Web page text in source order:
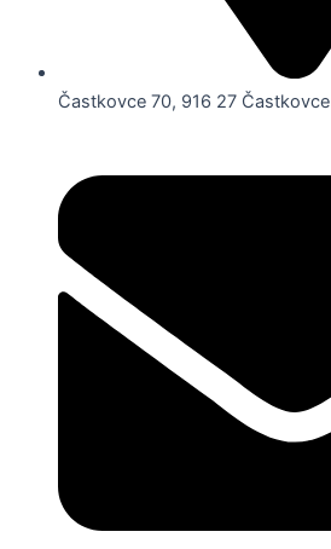
Častkovce 70, 916 27 Častkovce